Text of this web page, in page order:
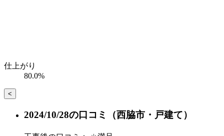
仕上がり
80.0%
<
2024/10/28の口コミ （西脇市・戸建て）